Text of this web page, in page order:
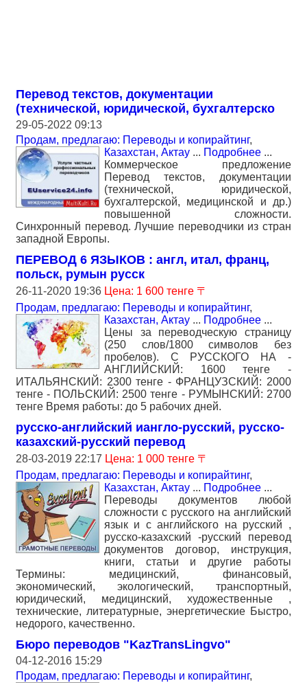
Перевод текстов, документации
(технической, юридической, бухгалтерско
29-05-2022 09:13
Продам, предлагаю: Переводы и копирайтинг,
Казахстан, Актау ... Подробнее ...
Коммерческое предложение
Перевод текстов, документации
(технической, юридической,
бухгалтерской, медицинской и др.)
повышенной сложности.
Синхронный перевод. Лучшие переводчики из стран
западной Европы.
ПЕРЕВОД 6 ЯЗЫКОВ : англ, итал, франц,
польск, румын русск
26-11-2020 19:36 Цена: 1 600 тенге 〒
Продам, предлагаю: Переводы и копирайтинг,
Казахстан, Актау ... Подробнее ...
Цены за переводческую страницу
(250 слов/1800 символов без
пробелов). С РУССКОГО НА -
АНГЛИЙСКИЙ: 1600 тенге -
ИТАЛЬЯНСКИЙ: 2300 тенге - ФРАНЦУЗСКИЙ: 2000
тенге - ПОЛЬСКИЙ: 2500 тенге - РУМЫНСКИЙ: 2700
тенге Время работы: до 5 рабочих дней.
русско-английский иангло-русский, русско-
казахский-русский перевод
28-03-2019 22:17 Цена: 1 000 тенге 〒
Продам, предлагаю: Переводы и копирайтинг,
Казахстан, Актау ... Подробнее ...
Переводы документов любой
сложности с русского на английский
язык и с английского на русский ,
русско-казахский -русский перевод
документов договор, инструкция,
книги, статьи и другие работы
Термины: медицинский, финансовый,
экономический, экологический, транспортный,
юридический, медицинский, художественные ,
технические, литературные, энергетические Быстро,
недорого, качественно.
Бюро переводов "KazTransLingvo"
04-12-2016 15:29
Продам, предлагаю: Переводы и копирайтинг,